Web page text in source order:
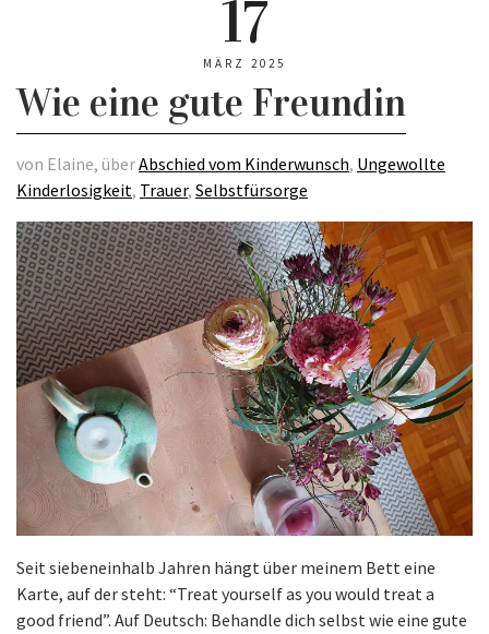
17
MÄRZ 2025
Wie eine gute Freundin
von Elaine, überAbschied vom Kinderwunsch, Ungewollte
Kinderlosigkeit, Trauer, Selbstfürsorge
Seit siebeneinhalb Jahren hängt über meinem Bett eine
Karte, auf der steht: “Treat yourself as you would treat a
good friend”. Auf Deutsch: Behandle dich selbst wie eine gute